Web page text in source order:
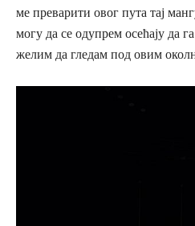
ме преварити овог пута тај
могу да се одупрем осећају да
желим да гледам под овим